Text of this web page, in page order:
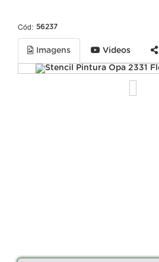
Cód: 56237
Imagens Videos